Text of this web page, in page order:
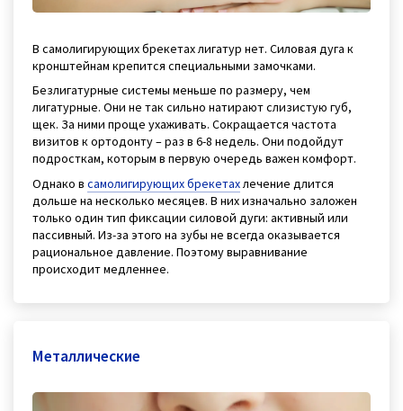
В самолигирующих брекетах лигатур нет. Силовая дуга к
кронштейнам крепится специальными замочками.
Безлигатурные системы меньше по размеру, чем
лигатурные. Они не так сильно натирают слизистую губ,
щек. За ними проще ухаживать. Сокращается частота
визитов к ортодонту – раз в 6-8 недель. Они подойдут
подросткам, которым в первую очередь важен комфорт.
Однако в самолигирующих брекетахлечение длится
дольше на несколько месяцев. В них изначально заложен
только один тип фиксации силовой дуги: активный или
пассивный. Из-за этого на зубы не всегда оказывается
рациональное давление. Поэтому выравнивание
происходит медленнее.
Металлические